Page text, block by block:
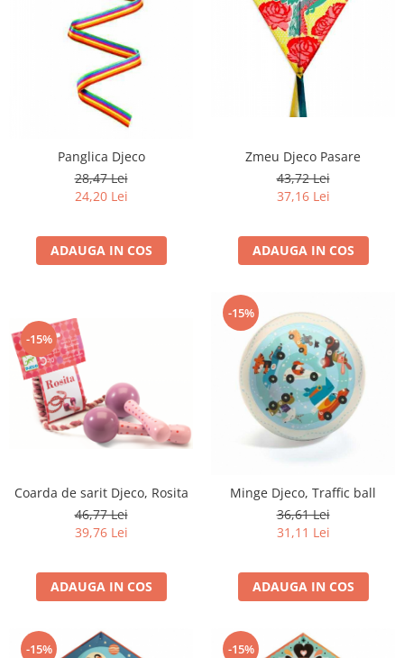
Panglica Djeco
28,47 Lei
24,20 Lei
ADAUGA IN COS
Zmeu Djeco Pasare
43,72 Lei
37,16 Lei
ADAUGA IN COS
-15%
Coarda de sarit Djeco, Rosita
46,77 Lei
39,76 Lei
ADAUGA IN COS
-15%
Minge Djeco, Traffic ball
36,61 Lei
31,11 Lei
ADAUGA IN COS
-15% -15%